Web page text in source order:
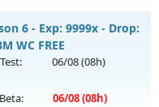
chủThuốc Lào
6 - Exp: 9999x - Drop:
WC FREE
06/08(08h)
06/08(08h)